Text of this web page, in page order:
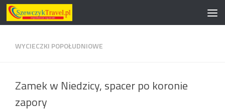
Przeskocz do treści
WYCIECZKI POPOŁUDNIOWE
Zamek w Niedzicy, spacer po koronie
zapory